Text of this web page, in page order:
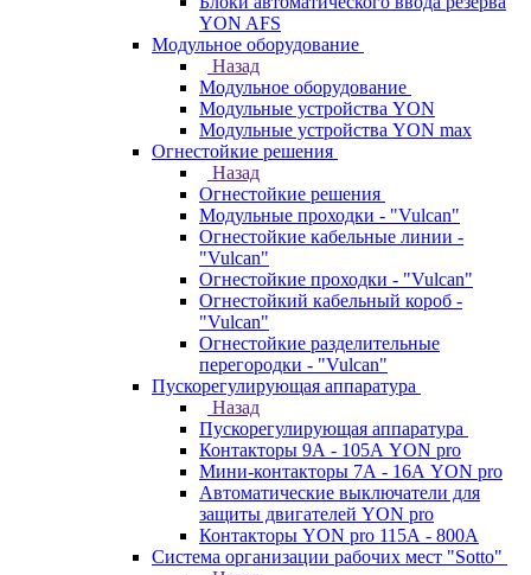
YON AFS
Модульное оборудование
Назад
Модульное оборудование
Модульные устройства YON
Модульные устройства YON max
Огнестойкие решения
Назад
Огнестойкие решения
Модульные проходки - "Vulcan"
Огнестойкие кабельные линии -
"Vulcan"
Огнестойкие проходки - "Vulcan"
Огнестойкий кабельный короб -
"Vulcan"
Огнестойкие разделительные
перегородки - "Vulcan"
Пускорегулирующая аппаратура
Назад
Пускорегулирующая аппаратура
Контакторы 9А - 105А YON pro
Мини-контакторы 7А - 16А YON pro
Автоматические выключатели для
защиты двигателей YON pro
Контакторы YON pro 115А - 800А
Система организации рабочих мест "Sotto"